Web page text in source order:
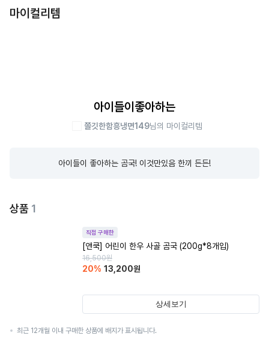
마이컬리템
아이들이좋아하는
쫄깃한함흥냉면149님의 마이컬리템
아이들이 좋아하는 곰국! 이것만있음 한끼 든든!
상품 1
직접 구매한
[앤쿡] 어린이 한우 사골 곰국 (200g*8개입)
16,500원
20% 13,200원
상세보기
최근 12개월 이내 구매한 상품에 배지가 표시됩니다.